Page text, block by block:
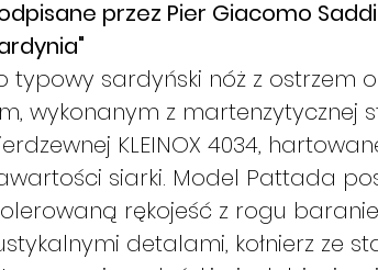
przez Pier Giacomo
typowy sardyński nóż z ostrzem
wykonanym z martenzytycznej
KLEINOX 4034,
siarki. Model Pattada
rękojeść z rogu
detalami, kołnierz ze